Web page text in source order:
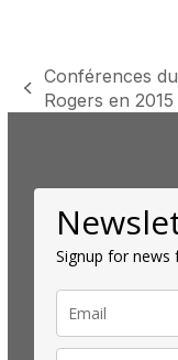
previous
Conférences
Rogers en 2015
Signup for news